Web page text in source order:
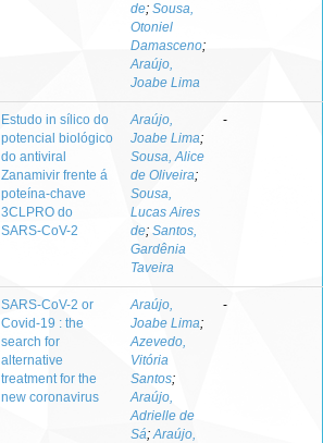
de; Sousa,
Otoniel
Damasceno;
Araújo,
Joabe Lima
Estudo in sílico do
potencial biológico
do antiviral
Zanamivir frente á
poteína-chave
3CLPRO do
SARS-CoV-2
Araújo,
Joabe Lima;
Sousa, Alice
de Oliveira;
Sousa,
Lucas Aires
de; Santos,
Gardênia
Taveira
-
SARS-CoV-2 or
Covid-19 : the
search for
alternative
treatment for the
new coronavirus
Araújo,
Joabe Lima;
Azevedo,
Vitória
Santos;
Araújo,
Adrielle de
Sá;Araújo,
-